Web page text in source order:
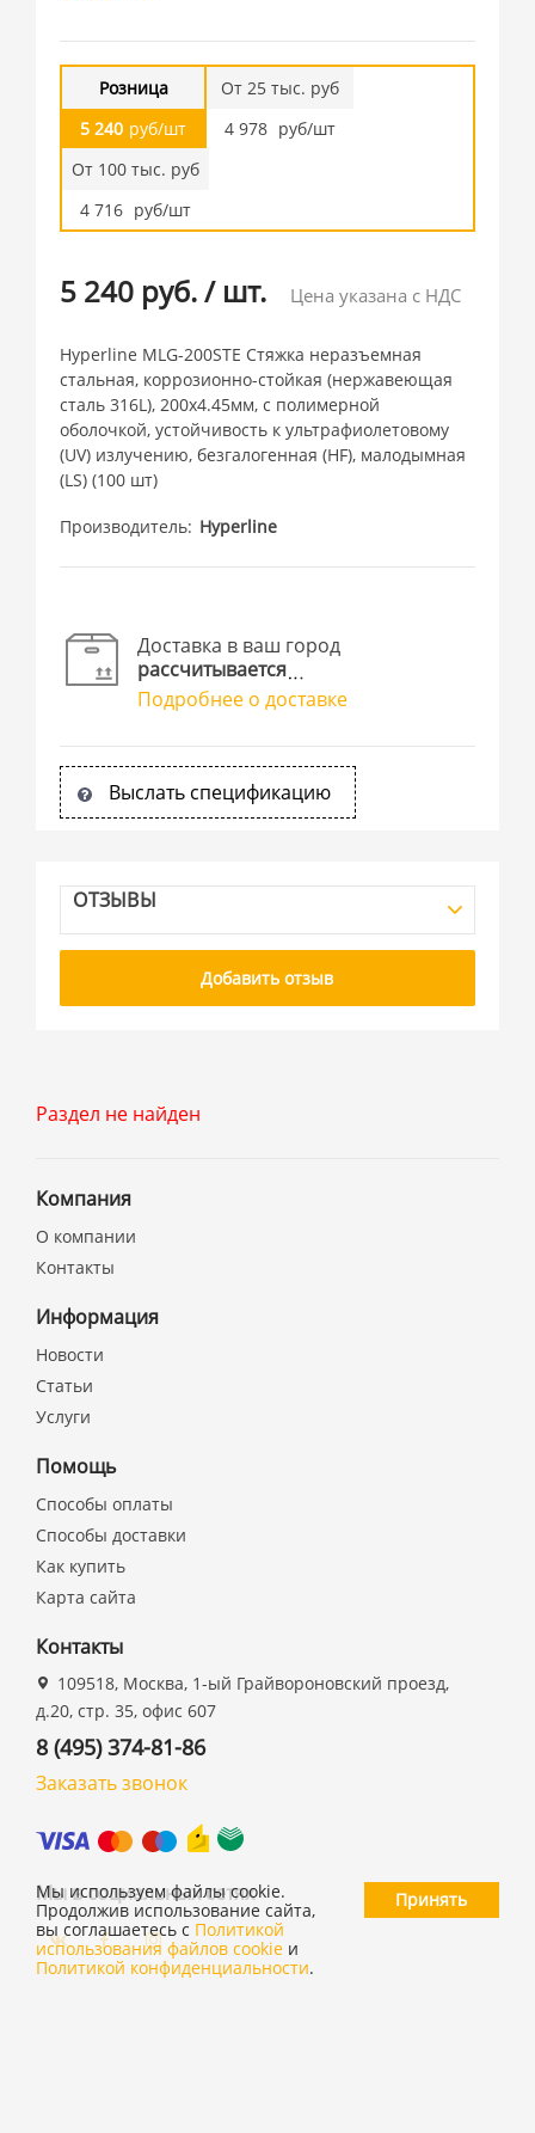
Розница
5 240 руб/шт
От 25 тыс. руб
4 978 руб/шт
От 100 тыс. руб
4 716 руб/шт
5 240 руб./ шт. Цена указана с НДС
Hyperline MLG-200STE Стяжка неразъемная
стальная, коррозионно-стойкая (нержавеющая
сталь 316L), 200х4.45мм, с полимерной
оболочкой, устойчивость к ультрафиолетовому
(UV) излучению, безгалогенная (HF), малодымная
(LS) (100 шт)
Производитель Hyperline
Доставка в ваш город
рассчитывается
Подробнее о доставке
Выслать спецификацию
ОТЗЫВЫ
Добавить отзыв
Раздел не найден
Компания
О компании
Контакты
Информация
Новости
Статьи
Услуги
Помощь
Способы оплаты
Способы доставки
Как купить
Карта сайта
Контакты
109518, Москва, 1-ый Грайвороновский проезд,
д.20, стр. 35, офис 607
8 (495) 374-81-86
Заказать звонок
Мы в социальных сетях
Мы используем файлы cookie.
Продолжив использование сайта,
вы соглашаетесь с Политикой
использования файлов cookie и
Политикой конфиденциальности.
Принять